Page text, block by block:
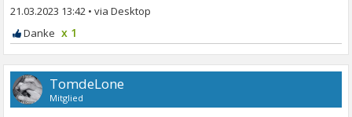
21.03.2023 13:42 •
x 1
TomdeLone
Mitglied